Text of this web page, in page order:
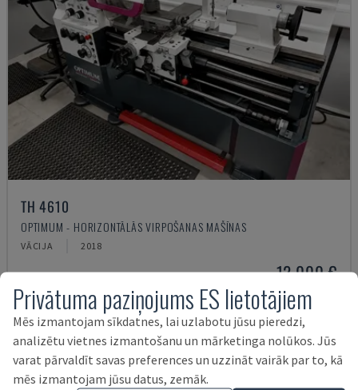
TH 4610
OPTIMUM - HORIZONTĀLĀS VIRPOŠANAS MAŠĪNAS
VĀCIJA 2018
12.000 €
Privātuma paziņojums ES lietotājiem
Mēs izmantojam sīkdatnes, lai uzlabotu jūsu pieredzi,
analizētu vietnes izmantošanu un mārketinga nolūkos. Jūs
varat pārvaldīt savas preferences un uzzināt vairāk par to, kā
mēs izmantojam jūsu datus, zemāk.